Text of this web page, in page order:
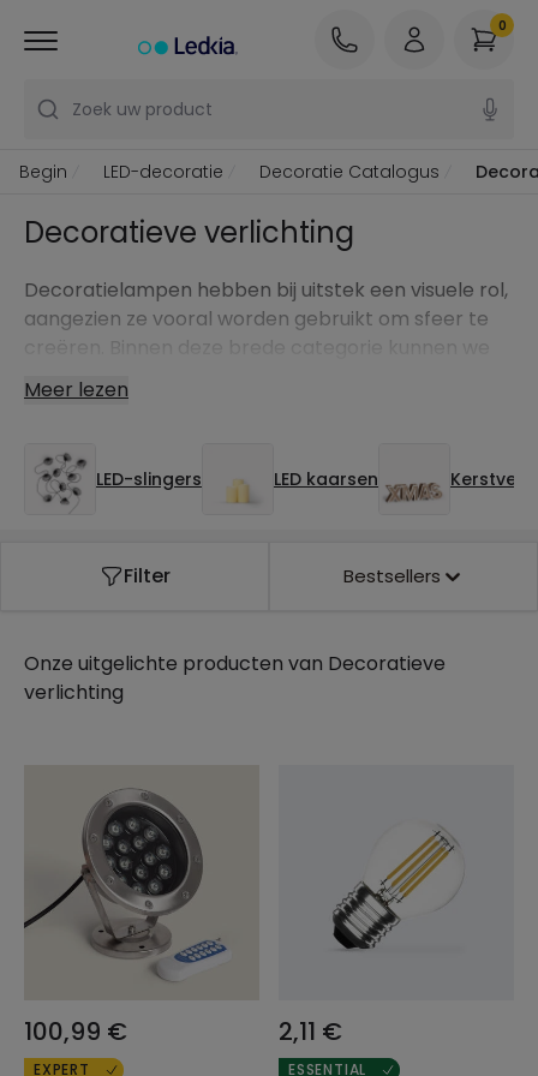
Zoek uw product
0
Begin LED-decoratie Decoratie Catalogus
Decoratieve verlichting
Decoratielampen hebben bij uitstek een visuele rol,
aangezien ze vooral worden gebruikt om sfeer te
creëren. Binnen deze brede categorie kunnen we
de guirlandes of LED-kaarsen uitlichten.
Hoewel ze in de meeste gevallen gebruikt worden
meest voorkomende decoratieve lichten
gekoppeld aan bepaalde feestdagen en speciale
datums zoals kerst of verjaardagen.
Meer lezen
LED-slingers LED kaarsen
Filter Bestsellers
Onze uitgelichte producten van Decoratieve
verlichting
100,99 €
EXPERT
2,11 €
ESSENTIAL